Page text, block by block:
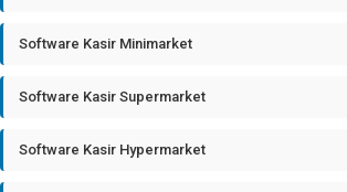
Software Kasir Minimarket
Software Kasir Supermarket
Software Kasir Hypermarket